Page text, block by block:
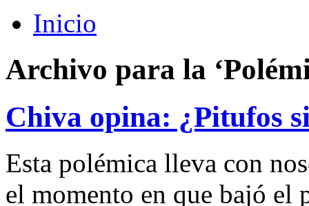
Inicio
Archivo para la
Chiva opina: ¿Pitufos
Esta polémica lleva con
el momento en que bajó